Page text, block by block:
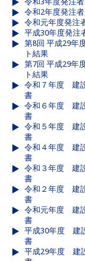
令和2年度発注
令和元年度発注
平成30年度発注
第8回 平成29年
ト結果
第7回 平成29年
ト結果
令和７年度 建
書
令和６年度 建
書
令和５年度 建
書
令和４年度 建
書
令和３年度 建
書
令和２年度 建
書
令和元年度 建
書
平成30年度 建
書
平成29年度 建